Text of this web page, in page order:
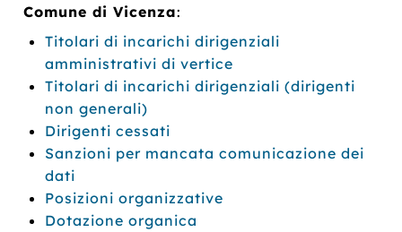
Comune di Vicenza:
Titolari di incarichi dirigenziali
amministrativi di vertice
Titolari di incarichi dirigenziali (dirigenti
non generali)
Dirigenti cessati
Sanzioni per mancata comunicazione dei
dati
Posizioni organizzative
Dotazione organica